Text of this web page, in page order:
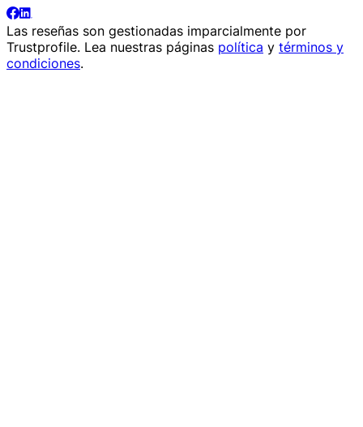
Las reseñas son gestionadas imparcialmente por
Trustprofile. Lea nuestras páginas política y términos y
condiciones.